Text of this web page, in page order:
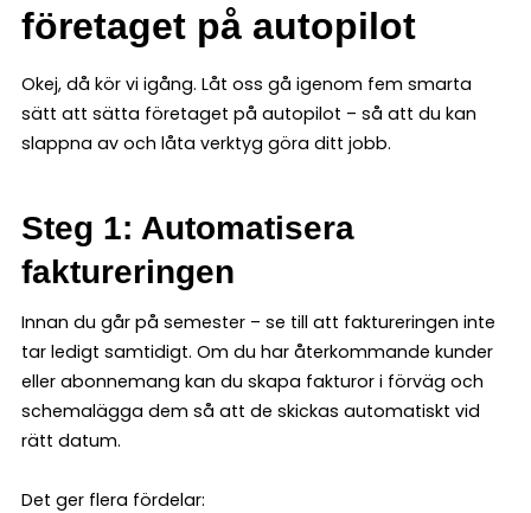
företaget på autopilot
Okej, då kör vi igång. Låt oss gå igenom fem smarta
sätt att sätta företaget på autopilot – så att du kan
slappna av och låta verktyg göra ditt jobb.
Steg 1: Automatisera
faktureringen
Innan du går på semester – se till att faktureringen inte
tar ledigt samtidigt. Om du har återkommande kunder
eller abonnemang kan du skapa fakturor i förväg och
schemalägga dem så att de skickas automatiskt vid
rätt datum.
Det ger flera fördelar: